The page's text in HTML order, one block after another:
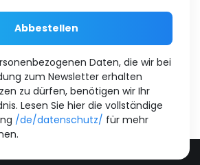
Abbestellen
Daten, die wir bei
zum Newsletter erhalten
zu dürfen, benötigen wir Ihr
Lesen Sie hier die vollständige
/de/datenschutz/ für mehr